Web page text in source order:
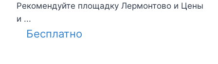
Рекомендуйте площадку Лермонтово и Цены
и ...
Бесплатно